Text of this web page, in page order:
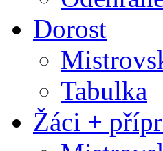
Dorost
Tabulka
Žáci +